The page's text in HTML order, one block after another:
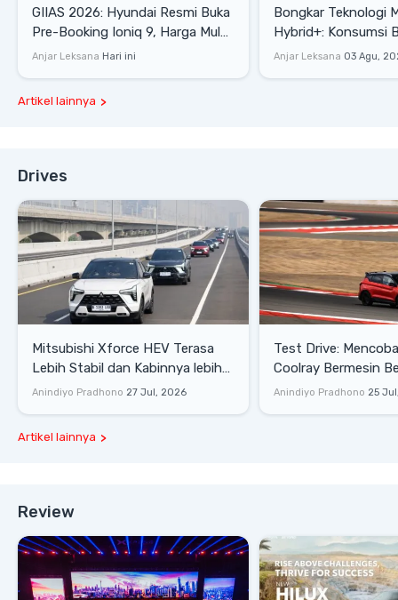
GIIAS 2026: Hyundai Resmi Buka
Pre-Booking Ioniq 9, Harga Mulai
Rp1,49 Miliar
Anjar Leksana Hari ini
Bongkar Teknologi
Hybrid+: Konsumsi
Tembus 27,7 Km/
Anjar Leksana 03 Agu,
Artikel lainnya
Drives
Mitsubishi Xforce HEV Terasa
Lebih Stabil dan Kabinnya lebih
Senyap
Anindiyo Pradhono 27 Jul, 2026
Test Drive: Mencoba Geely
Coolray Bermesin
di Sirkuit Mandalika
Anindiyo Pradhono 25
Artikel lainnya
Review